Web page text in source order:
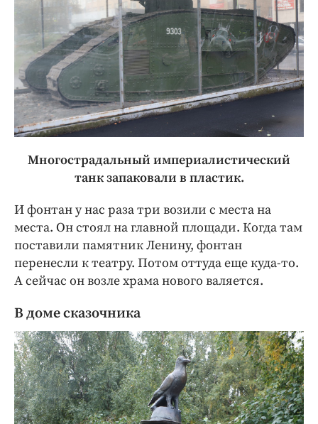
Многострадальный империалистический
танк запаковали в пластик.
И фонтан у нас раза три возили с места на
места. Он стоял на главной площади. Когда там
поставили памятник Ленину, фонтан
перенесли к театру. Потом оттуда еще куда-то.
А сейчас он возле храма нового валяется.
В доме сказочника